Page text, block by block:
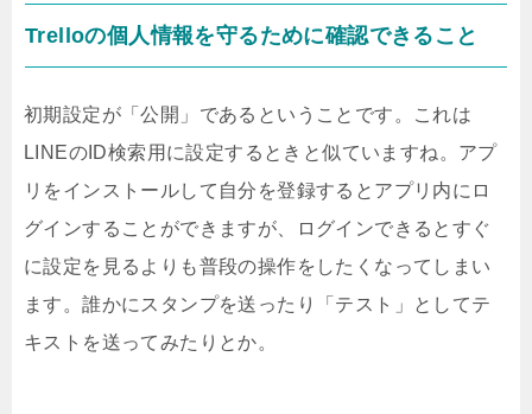
Trelloの個人情報を守るために確認できること
初期設定が「公開」であるということです。これは
LINEのID検索用に設定するときと似ていますね。アプ
リをインストールして自分を登録するとアプリ内にロ
グインすることができますが、ログインできるとすぐ
に設定を見るよりも普段の操作をしたくなってしまい
ます。誰かにスタンプを送ったり「テスト」としてテ
キストを送ってみたりとか。